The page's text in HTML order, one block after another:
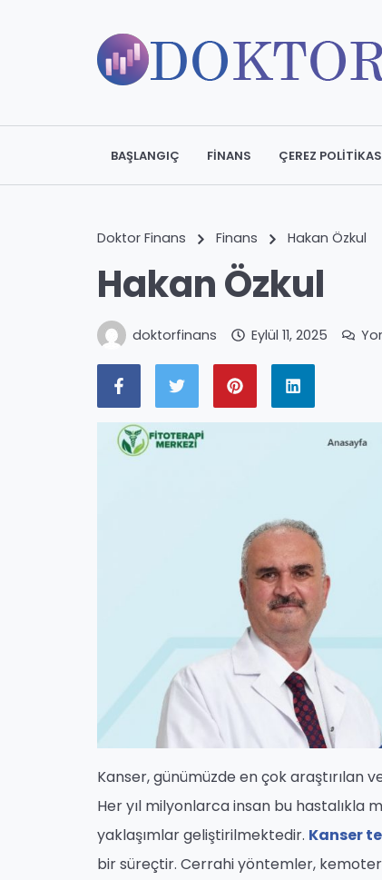
BAŞLANGIÇ FINANS ÇEREZ
Doktor Finans Finans Hakan Özkul
Hakan Özkul
doktorfinans Eylül 11, 2025
Kanser, günümüzde en çok araştırılan
Her yıl milyonlarca insan bu hastalıkla
yaklaşımlar geliştirilmektedir. Kanser
bir süreçtir. Cerrahi yöntemler,